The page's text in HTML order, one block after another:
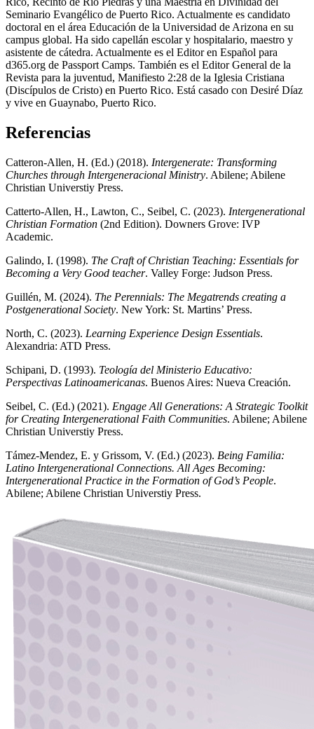
Seminario Evangélico de Puerto Rico. Actualmente es candidato
doctoral en el área Educación de la Universidad de Arizona en su
campus global. Ha sido capellán escolar y hospitalario, maestro y
asistente de cátedra. Actualmente es el Editor en Español para
d365.org de Passport Camps. También es el Editor General de la
Revista para la juventud, Manifiesto 2:28 de la Iglesia Cristiana
(Discípulos de Cristo) en Puerto Rico. Está casado con Desiré Díaz
y vive en Guaynabo, Puerto Rico.
Referencias
Catteron-Allen, H. (Ed.) (2018). Intergenerate: Transforming
Churches through Intergeneracional Ministry. Abilene; Abilene
Christian Universtiy Press.
Catterto-Allen, H., Lawton, C., Seibel, C. (2023). Intergenerational
Christian Formation (2nd Edition). Downers Grove: IVP
Academic.
Galindo, I. (1998). The Craft of Christian Teaching: Essentials for
Becoming a Very Good teacher. Valley Forge: Judson Press.
Guillén, M. (2024). The Perennials: The Megatrends creating a
Postgenerational Society. New York: St. Martins’ Press.
North, C. (2023). Learning Experience Design Essentials.
Alexandria: ATD Press.
Schipani, D. (1993). Teología del Ministerio Educativo:
Perspectivas Latinoamericanas. Buenos Aires: Nueva Creación.
Seibel, C. (Ed.) (2021). Engage All Generations: A Strategic Toolkit
for Creating Intergenerational Faith Communities. Abilene; Abilene
Christian Universtiy Press.
Támez-Mendez, E. y Grissom, V. (Ed.) (2023). Being Familia:
Latino Intergenerational Connections. All Ages Becoming:
Intergenerational Practice in the Formation of God’s People.
Abilene; Abilene Christian Universtiy Press.